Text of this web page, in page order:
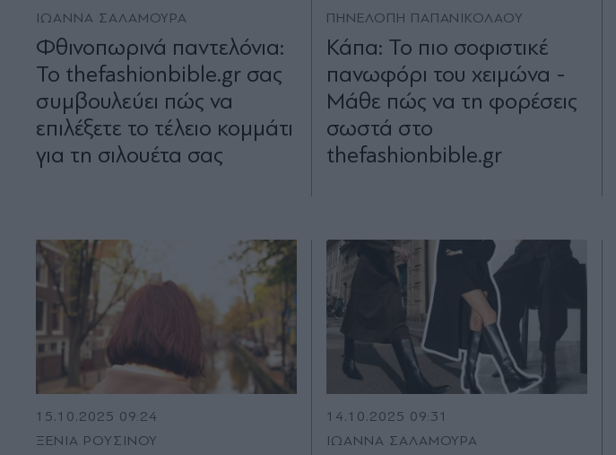
ΙΩΑΝΝΑ ΣΑΛΑΜΟΥΡΑ
Φθινοπωρινά παντελόνια:
Το thefashionbible.gr σας
συμβουλεύει πώς να
επιλέξετε το τέλειο κομμάτι
για τη σιλουέτα σας
ΠΗΝΕΛΟΠΗ ΠΑΠΑΝΙΚΟΛΑΟΥ
Κάπα: Το πιο σοφιστικέ
πανωφόρι του χειμώνα -
Μάθε πώς να τη φορέσεις
σωστά στο
thefashionbible.gr
15.10.2025 09:24
ΞΕΝΙΑ ΡΟΥΣΙΝΟΥ
14.10.2025 09:31
ΙΩΑΝΝΑ ΣΑΛΑΜΟΥΡΑ